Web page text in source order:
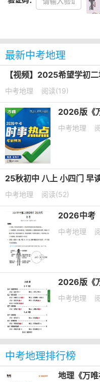
最新中考地理
【视频】2025希望学初
中考地理 阅读(19)
中考地理
25秋初中 八上 小四门 早
中考地理 阅读(52)
中考地理
2026版《
中考地理
中考地理排行榜